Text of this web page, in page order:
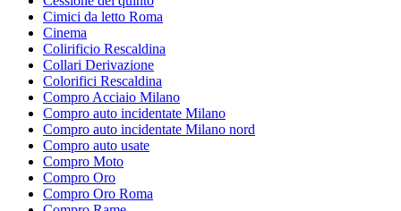
Cimici da letto Roma
Cinema
Colirificio Rescaldina
Collari Derivazione
Colorifici Rescaldina
Compro Acciaio Milano
Compro auto incidentate Milano
Compro auto incidentate Milano nord
Compro auto usate
Compro Moto
Compro Oro
Compro Oro Roma